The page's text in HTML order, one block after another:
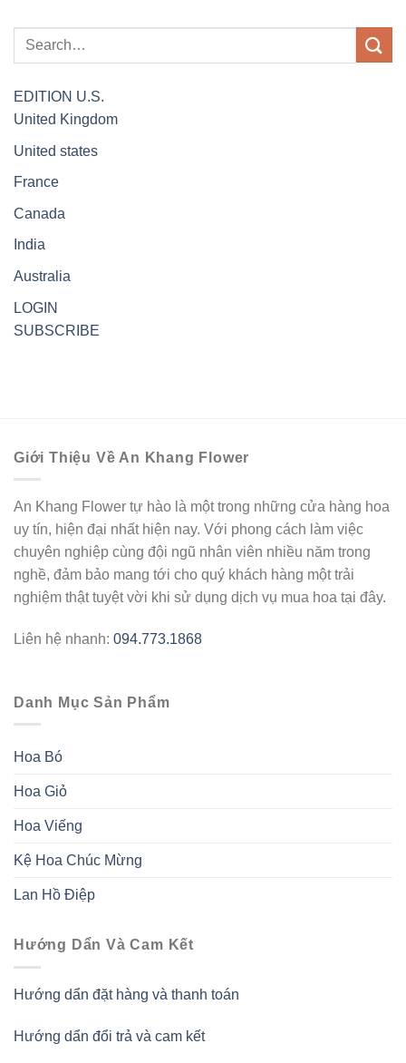
EDITION U.S.
United Kingdom
United states
France
Canada
India
Australia
LOGIN
SUBSCRIBE
Giới Thiệu Về An Khang Flower
An Khang Flower tự hào là một trong những cửa hàng hoa
uy tín, hiện đại nhất hiện nay. Với phong cách làm việc
chuyên nghiệp cùng đội ngũ nhân viên nhiều năm trong
nghề, đảm bảo mang tới cho quý khách hàng một trải
nghiệm thật tuyệt vời khi sử dụng dịch vụ mua hoa tại đây.
Liên hệ nhanh: 094.773.1868
Danh Mục Sản Phẩm
Hoa Bó
Hoa Giỏ
Hoa Viếng
Kệ Hoa Chúc Mừng
Lan Hồ Điệp
Hướng Dẩn Và Cam Kết
Hướng dẩn đặt hàng và thanh toán
Hướng dẩn đổi trả và cam kết